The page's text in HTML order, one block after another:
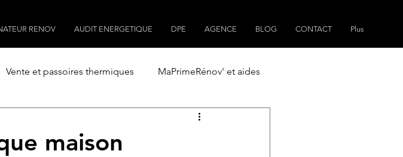
RENOV AUDIT ENERGETIQUE DPE AGENCE BLOG CONTACT Plus
Vente et passoires thermiques MaPrimeRénov' et aides
Plans de maisons
maison